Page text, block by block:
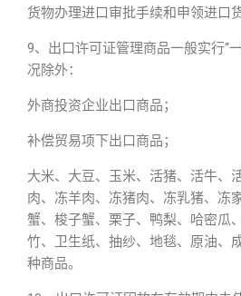
货物办理进口审批手续和申领进口
9、出口许可证管理商品一般实行“
况除外：
外商投资企业出口商品；
补偿贸易项下出口商品；
大米、大豆、玉米、活猪、活牛、
肉、冻羊肉、冻猪肉、冻乳猪、冻
蟹、梭子蟹、栗子、鸭梨、哈密瓜
竹、卫生纸、抽纱、地毯、原油、
种商品。